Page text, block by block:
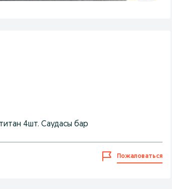
4шт. Саудасы бар
Пожаловаться